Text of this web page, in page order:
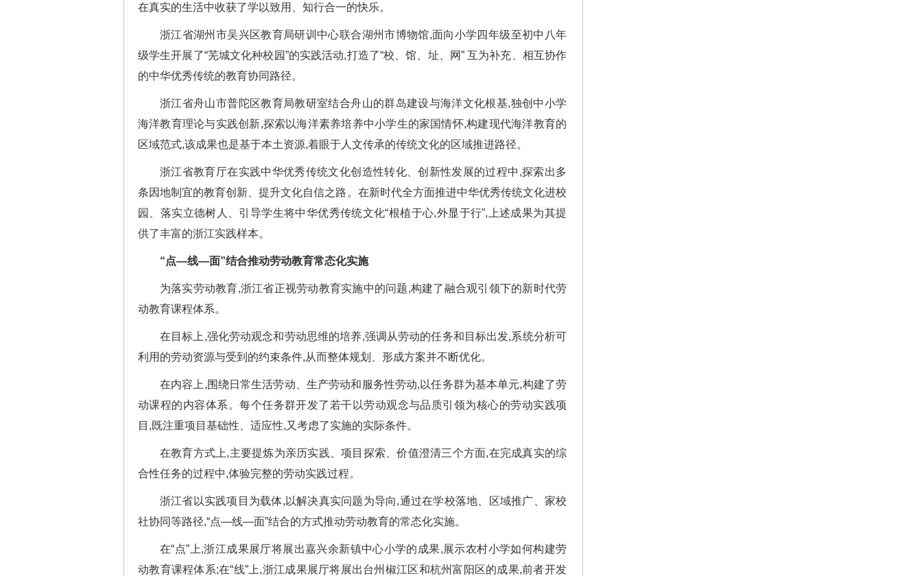
在真实的生活中收获了学以致用、知行合一的快乐。
浙江省湖州市吴兴区教育局研训中心联合湖州市博物馆,面向小学四年级至初中八年
级学生开展了“芜城文化种校园”的实践活动,打造了“校、馆、址、网” 互为补充、相互协作
的中华优秀传统的教育协同路径。
浙江省舟山市普陀区教育局教研室结合舟山的群岛建设与海洋文化根基,独创中小学
海洋教育理论与实践创新,探索以海洋素养培养中小学生的家国情怀,构建现代海洋教育的
区域范式,该成果也是基于本土资源,着眼于人文传承的传统文化的区域推进路径。
浙江省教育厅在实践中华优秀传统文化创造性转化、创新性发展的过程中,探索出多
条因地制宜的教育创新、提升文化自信之路。在新时代全方面推进中华优秀传统文化进校
园、落实立德树人、引导学生将中华优秀传统文化“根植于心,外显于行”,上述成果为其提
供了丰富的浙江实践样本。
“点—线—面”结合推动劳动教育常态化实施
为落实劳动教育,浙江省正视劳动教育实施中的问题,构建了融合观引领下的新时代劳
动教育课程体系。
在目标上,强化劳动观念和劳动思维的培养,强调从劳动的任务和目标出发,系统分析可
利用的劳动资源与受到的约束条件,从而整体规划、形成方案并不断优化。
在内容上,围绕日常生活劳动、生产劳动和服务性劳动,以任务群为基本单元,构建了劳
动课程的内容体系。每个任务群开发了若干以劳动观念与品质引领为核心的劳动实践项
目,既注重项目基础性、适应性,又考虑了实施的实际条件。
在教育方式上,主要提炼为亲历实践、项目探索、价值澄清三个方面,在完成真实的综
合性任务的过程中,体验完整的劳动实践过程。
浙江省以实践项目为载体,以解决真实问题为导向,通过在学校落地、区域推广、家校
社协同等路径,“点—线—面”结合的方式推动劳动教育的常态化实施。
在“点”上,浙江成果展厅将展出嘉兴余新镇中心小学的成果,展示农村小学如何构建劳
动教育课程体系;在“线”上,浙江成果展厅将展出台州椒江区和杭州富阳区的成果,前者开发